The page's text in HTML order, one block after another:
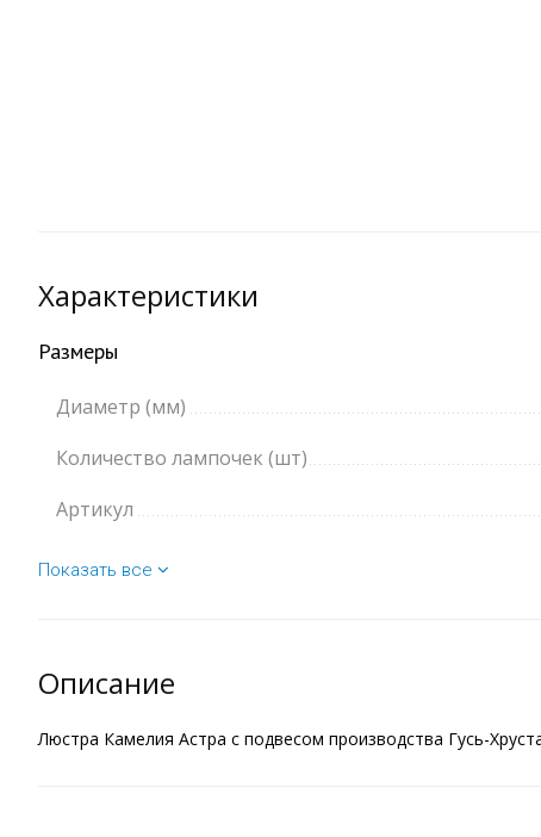
Характеристики
Размеры
Диаметр (мм)
Количество лампочек (шт)
Артикул
Показать все
Описание
Люстра Камелия Астра с подвесом производства Гусь-